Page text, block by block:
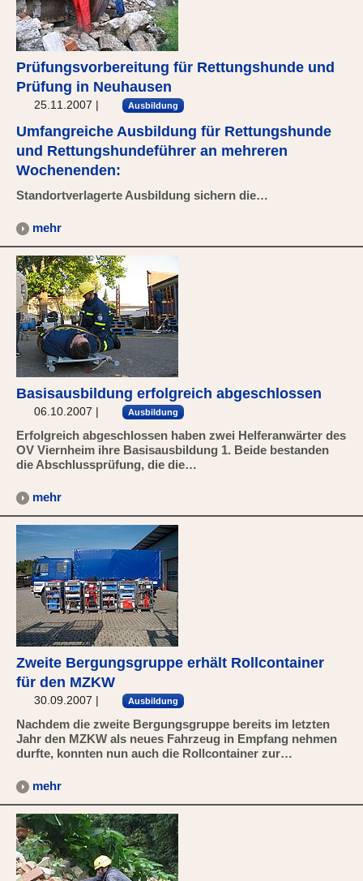
Prüfungsvorbereitung für Rettungshunde und
Prüfung in Neuhausen
25.11.2007 | Ausbildung
Umfangreiche Ausbildung für Rettungshunde
und Rettungshundeführer an mehreren
Wochenenden:
Standortverlagerte Ausbildung sichern die…
mehr
Basisausbildung erfolgreich abgeschlossen
06.10.2007 | Ausbildung
Erfolgreich abgeschlossen haben zwei Helferanwärter des
OV Viernheim ihre Basisausbildung 1. Beide bestanden
die Abschlussprüfung, die die…
mehr
Zweite Bergungsgruppe erhält Rollcontainer
für den MZKW
30.09.2007 | Ausbildung
Nachdem die zweite Bergungsgruppe bereits im letzten
Jahr den MZKW als neues Fahrzeug in Empfang nehmen
durfte, konnten nun auch die Rollcontainer zur…
mehr